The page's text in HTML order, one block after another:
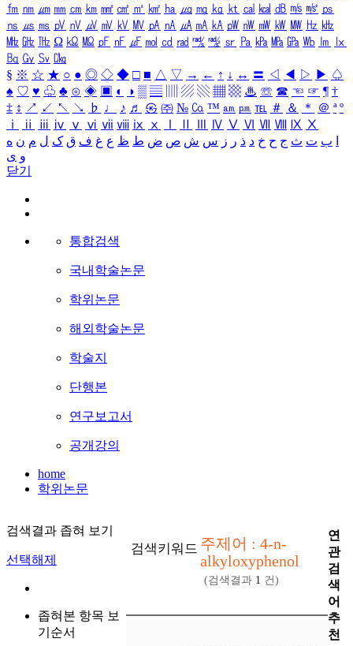
㎙ ㎚ ㎛ ㎜ ㎝ ㎞ ㎟ ㎠ ㎡ ㎢ ㏊ ㎍ ㎎ ㎏ ㏏ ㎈ ㎉ ㏈ ㎧ ㎨ ㎰
㎱ ㎲ ㎳ ㎴ ㎵ ㎶ ㎷ ㎸ ㎹ ㎀ ㎁ ㎂ ㎃ ㎄ ㎺ ㎻ ㎽ ㎾ ㎿ ㎐ ㎑
㎒ ㎓ ㎔ Ω ㏀ ㏁ ㎊ ㎋ ㎌ ㏖ ㏅ ㎭ ㎮ ㎯ ㏛ ㎩ ㎪ ㎫ ㎬ ㏝ ㏐
㏓
㏃ ㏉ ㏜ ㏆
§ ※ ☆ ★ ○ ● ◎ ◇ ◆ □ ■ △ ▽ → ← ↑ ↓ ↔ 〓 ◁ ◀ ▷ ▶ ♤
♠ ♡ ♥ ♧ ♣ ⊙ ◈ ▣ ◐ ◑ ▒ ▤ ▨ ▧ ▦ ▩ ♨ ☏ ☎ ☜ ☞ ¶ †
‡ ↕ ↗ ↙ ↖ ↘ ♭ ♩ ♪ ♬ ㉿ ㈜ № ㏇ ™ ㏂ ㏘ ℡ ＃ ＆ ＊ ＠ ª º
ⅰ
ⅱ ⅲ ⅳ ⅴ ⅵ ⅶ ⅷ ⅸ ⅹ Ⅳ Ⅴ Ⅵ Ⅶ Ⅷ Ⅸ Ⅹ
ب ت ث ج ح خ د ذ ر ز س ش ص ض ط ظ ع غ ف ق ک ل م ن ه
و ی
닫기
통합검색
국내학술논문
학위논문
해외학술논문
학술지
단행본
연구보고서
공개강의
home
학위논문
검색결과 좁혀 보기
선택해제
좁혀본 항목 보
기순서
검색키워드 주제어 : 4-n-
alkyloxyphenol
(검색결과 1 건)
연
관
검
색
어
추
천